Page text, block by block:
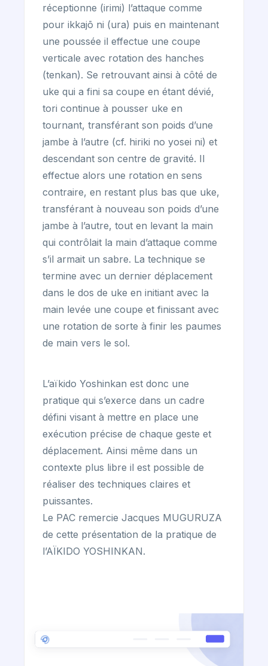
réceptionne (irimi) l’attaque comme
pour ikkajō ni (ura) puis en maintenant
une poussée il effectue une coupe
verticale avec rotation des hanches
(tenkan). Se retrouvant ainsi à côté de
uke qui a fini sa coupe en étant dévié,
tori continue à pousser uke en
tournant, transférant son poids d’une
jambe à l’autre (cf. hiriki no yosei ni) et
descendant son centre de gravité. Il
effectue alors une rotation en sens
contraire, en restant plus bas que uke,
transférant à nouveau son poids d’une
jambe à l’autre, tout en levant la main
qui contrôlait la main d’attaque comme
s’il armait un sabre. La technique se
termine avec un dernier déplacement
dans le dos de uke en initiant avec la
main levée une coupe et finissant avec
une rotation de sorte à finir les paumes
de main vers le sol.
L’aïkido Yoshinkan est donc une
pratique qui s’exerce dans un cadre
défini visant à mettre en place une
exécution précise de chaque geste et
déplacement. Ainsi même dans un
contexte plus libre il est possible de
réaliser des techniques claires et
puissantes.
Le PAC remercie Jacques MUGURUZA
de cette présentation de la pratique de
l’AÏKIDO YOSHINKAN.